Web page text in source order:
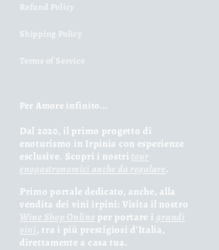
Refund Policy
Shipping Policy
Terms of Service
Per Amore infinito...
Dal 2020, il primo progetto di
enoturismo in Irpinia con esperienze
esclusive. Scopri i nostri tour
enogastronomici anche da regalare.
Primo portale dedicato, anche, alla
vendita dei vini irpini: Visita il nostro
Wine Shop Online per portare i grandi
vini, tra i più prestigiosi d'Italia,
direttamente a casa tua.